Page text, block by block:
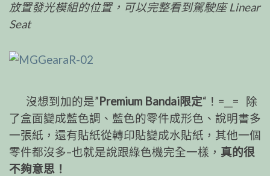
放置發光模組的位置，可以完整看到駕駛座 Linear
Seat
沒想到加的是”Premium Bandai限定“！=__= 除
了盒面變成藍色調、藍色的零件成形色、說明書多
一張紙，還有貼紙從轉印貼變成水貼紙，其他一個
零件都沒多–也就是說跟綠色機完全一樣， 真的很
不夠意思！